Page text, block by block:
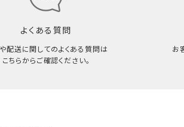
よくある質問
配送に関してのよくある質問は
こちらからご確認ください。
お